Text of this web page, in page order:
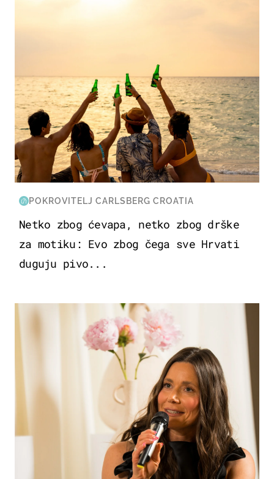
POKROVITELJ CARLSBERG CROATIA
Netko zbog ćevapa, netko zbog drške
za motiku: Evo zbog čega sve Hrvati
duguju pivo...
MODA & LJEPOTA